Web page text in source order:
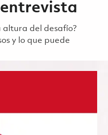
entrevista
altura del desafío?
y lo que puede